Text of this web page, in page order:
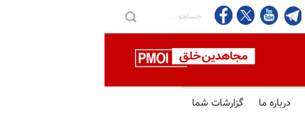
درباره ما گزارشات شما